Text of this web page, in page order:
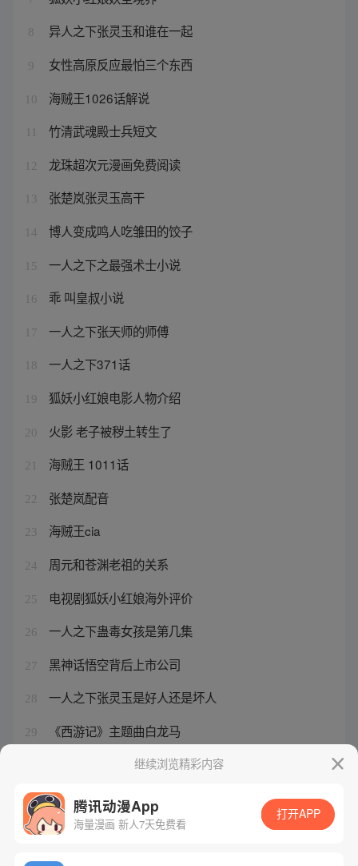
8 异人之下张灵玉和谁在一起
9 女性高原反应最怕三个东西
10 海贼王1026话解说
竹清武魂殿士兵短文
12 龙珠超次元漫画免费阅读
13 张楚岚张灵玉高干
14 博人变成鸣人吃雏田的饺子
15 一人之下之最强术士小说
16 乖 叫皇叔小说
17 一人之下张天师的师傅
18 一人之下371话
19 狐妖小红娘电影人物介绍
20 火影 老子被秽土转生了
21 海贼王 1011话
22 张楚岚配音
23 海贼王cia
24 周元和苍渊老祖的关系
25 电视剧狐妖小红娘海外评价
26 一人之下蛊毒女孩是第几集
27 黑神话悟空背后上市公司
28 一人之下张灵玉是好人还是坏人
29 《西游记》主题曲白龙马
无根生被张之维爆杀继续浏览精彩内容
腾讯动漫App
海量漫画 新人7天免费看
打开APP